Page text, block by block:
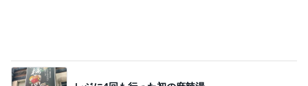
レジに4回も行った初の麻辣湯